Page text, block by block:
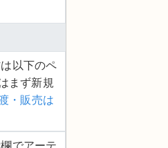
以下のペ
まず新規
・販売は